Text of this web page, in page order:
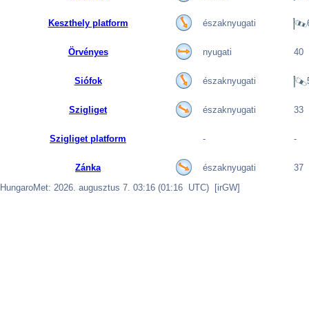
Keszthely platform északnyugati
Örvényes nyugati 40
Siófok északnyugati
Szigliget északnyugati 33
Szigliget platform - -
Zánka északnyugati
37
HungaroMet: 2026. augusztus 7. 03:16 (01:16 UTC) [irGW]